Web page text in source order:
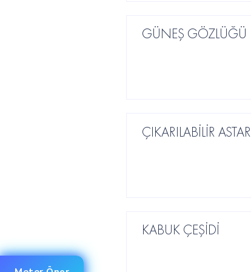
GÜNEŞ GÖZLÜĞÜ
ÇIKARILABİLİR ASTAR
KABUK ÇEŞİDİ